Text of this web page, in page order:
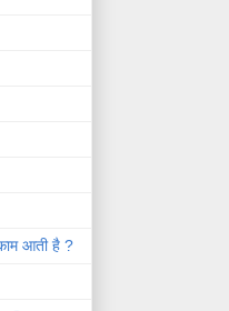
आती है ?